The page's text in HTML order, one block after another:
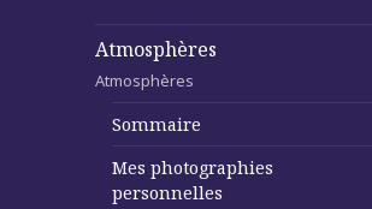
Atmosphères
Atmosphères
Sommaire
Mes photographies
personnelles